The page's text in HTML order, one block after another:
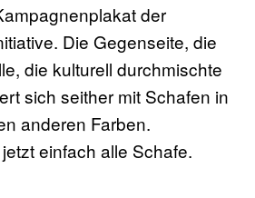
der
Die Gegenseite, die
die kulturell durchmischte
sich seither mit Schafen in
anderen Farben.
einfach alle Schafe.